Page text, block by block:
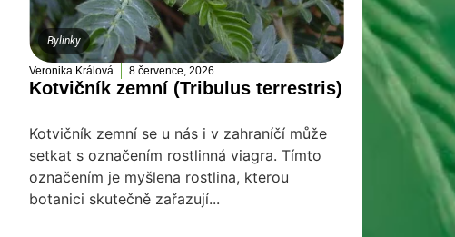
Bylinky
Veronika Králová 8 července, 2026
Kotvičník zemní (Tribulus terrestris)
Kotvičník zemní se u nás i v zahraníčí může
setkat s označením rostlinná viagra. Tímto
označením je myšlena rostlina, kterou
botanici skutečně zařazují...